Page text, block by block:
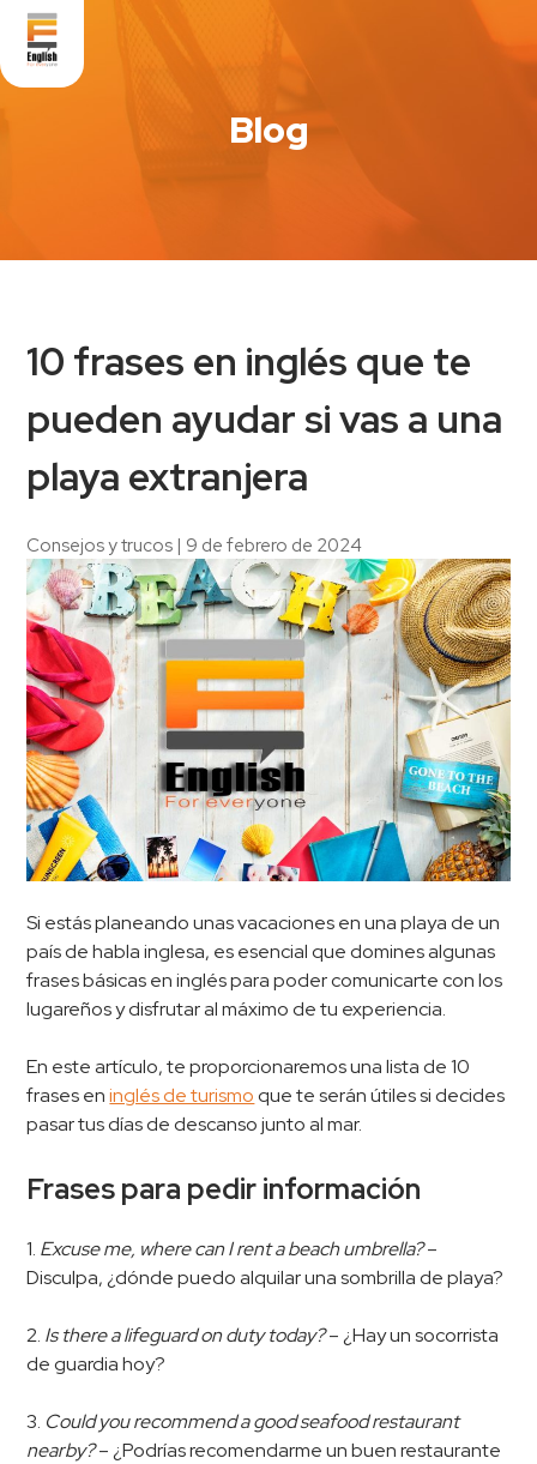
Blog
10 frases en inglés que te
pueden ayudar si vas a una
playa extranjera
Consejos y trucos | 9 de febrero de 2024
Si estás planeando unas vacaciones en una playa de un
país de habla inglesa, es esencial que domines algunas
frases básicas en inglés para poder comunicarte con los
lugareños y disfrutar al máximo de tu experiencia.
En este artículo, te proporcionaremos una lista de 10
frases eninglés de turismo que te serán útiles si decides
pasar tus días de descanso junto al mar.
Frases para pedir información
1. Excuse me, where can I rent a beach umbrella?–
Disculpa, ¿dónde puedo alquilar una sombrilla de playa?
2. Is there a lifeguard on duty today?– ¿Hay un socorrista
de guardia hoy?
3. Could you recommend a good seafood restaurant
nearby?– ¿Podrías recomendarme un buen restaurante